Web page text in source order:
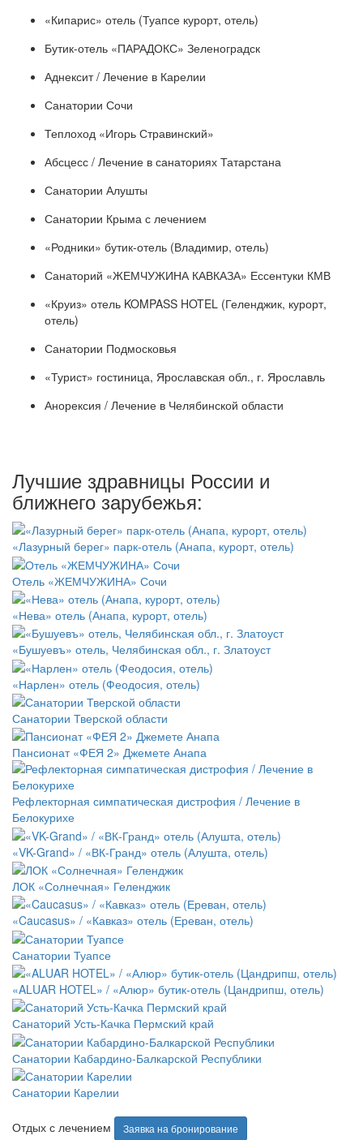
«Кипарис» отель (Туапсе курорт, отель)
Бутик-отель «ПАРАДОКС» Зеленоградск
Аднексит / Лечение в Карелии
Санатории Сочи
Теплоход «Игорь Стравинский»
Абсцесс / Лечение в санаториях Татарстана
Санатории Алушты
Санатории Крыма с лечением
«Родники» бутик-отель (Владимир, отель)
Санаторий «ЖЕМЧУЖИНА КАВКАЗА» Ессентуки КМВ
«Круиз» отель KOMPASS HOTEL (Геленджик, курорт,
отель)
Санатории Подмосковья
«Турист» гостиница, Ярославская обл., г. Ярославль
Анорексия / Лечение в Челябинской области
Лучшие здравницы России и
ближнего зарубежья:
«Лазурный берег» парк-отель (Анапа, курорт, отель)
Отель «ЖЕМЧУЖИНА» Сочи
«Нева» отель (Анапа, курорт, отель)
«Бушуевъ» отель, Челябинская обл., г. Златоуст
«Нарлен» отель (Феодосия, отель)
Санатории Тверской области
Пансионат «ФЕЯ 2» Джемете Анапа
Рефлекторная симпатическая дистрофия / Лечение в
Белокурихе
«VK-Grand» / «ВК-Гранд» отель (Алушта, отель)
ЛОК «Солнечная» Геленджик
«Caucasus» / «Кавказ» отель (Ереван, отель)
Санатории Туапсе
«ALUAR HOTEL» / «Алюр» бутик-отель (Цандрипш, отель)
Санаторий Усть-Качка Пермский край
Санатории Кабардино-Балкарской Республики
Санатории Карелии
Отдых с лечением Заявка на бронирование